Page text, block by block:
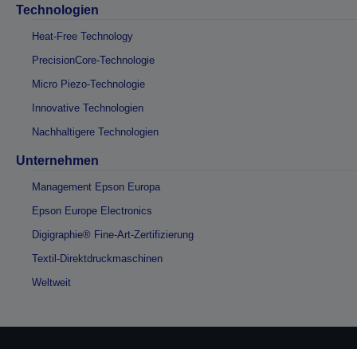
Technologien
Heat-Free Technology
PrecisionCore-Technologie
Micro Piezo-Technologie
Innovative Technologien
Nachhaltigere Technologien
Unternehmen
Management Epson Europa
Epson Europe Electronics
Digigraphie® Fine-Art-Zertifizierung
Textil-Direktdruckmaschinen
Weltweit